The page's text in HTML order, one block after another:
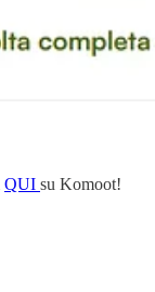
QUI su Komoot!